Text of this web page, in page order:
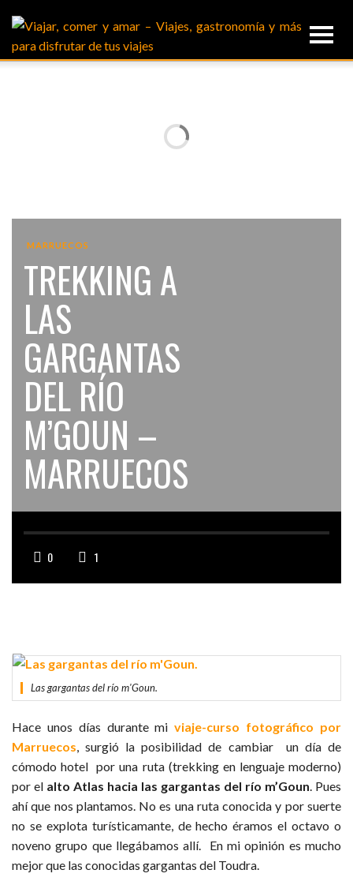
MARRUECOS
TREKKING A
LAS
GARGANTAS
DEL RÍO
M’GOUN –
MARRUECOS
0 1
Las gargantas del río m'Goun.
Hace unos días durante miviaje-curso fotográfico por
Marruecos, surgió la posibilidad de cambiar un día de
cómodo hotel por una ruta (trekking en lenguaje moderno)
por el alto Atlas hacia las gargantas del río m’Goun. Pues
ahí que nos plantamos. No es una ruta conocida y por suerte
no se explota turísticamante, de hecho éramos el octavo o
noveno grupo que llegábamos allí. En mi opinión es mucho
mejor que las conocidas gargantas del Toudra.